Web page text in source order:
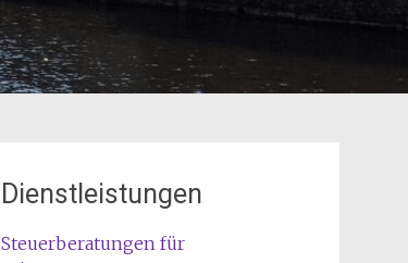
Dienstleistungen
Steuerberatungen für